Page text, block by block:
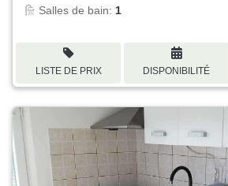
Salles de bain: 1
LISTE DE PRIX DISPONIBILITÉ